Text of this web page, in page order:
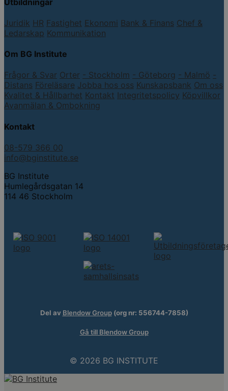
Juridik HR Fastighet Ekonomi Bank & Finans Chef &
Ledarskap Kommunikation
Om BG Institute
Frågor & Svar Orter - Stockholm - Göteborg - Malmö -
Distans Föreläsare Jobba hos oss Kunskapsbank Om oss
Kvalitet & Hållbarhet Kontakt Integritetspolicy Köpvillkor
Avanmälan & Ombokning
Kontakt
08-579 366 00
info@bginstitute.se
BG Institute
Humlegårdsgatan 14
114 46 Stockholm
Del av Blendow Group(org nr: 556744-7858)
Gå till Blendow Group
© 2026 BG INSTITUTE